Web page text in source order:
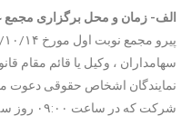
الف- زمان و محل برگزاری
سهامداران ، وکیل یا قائم مقام
نمایندگان اشخاص حقوقی دعوت